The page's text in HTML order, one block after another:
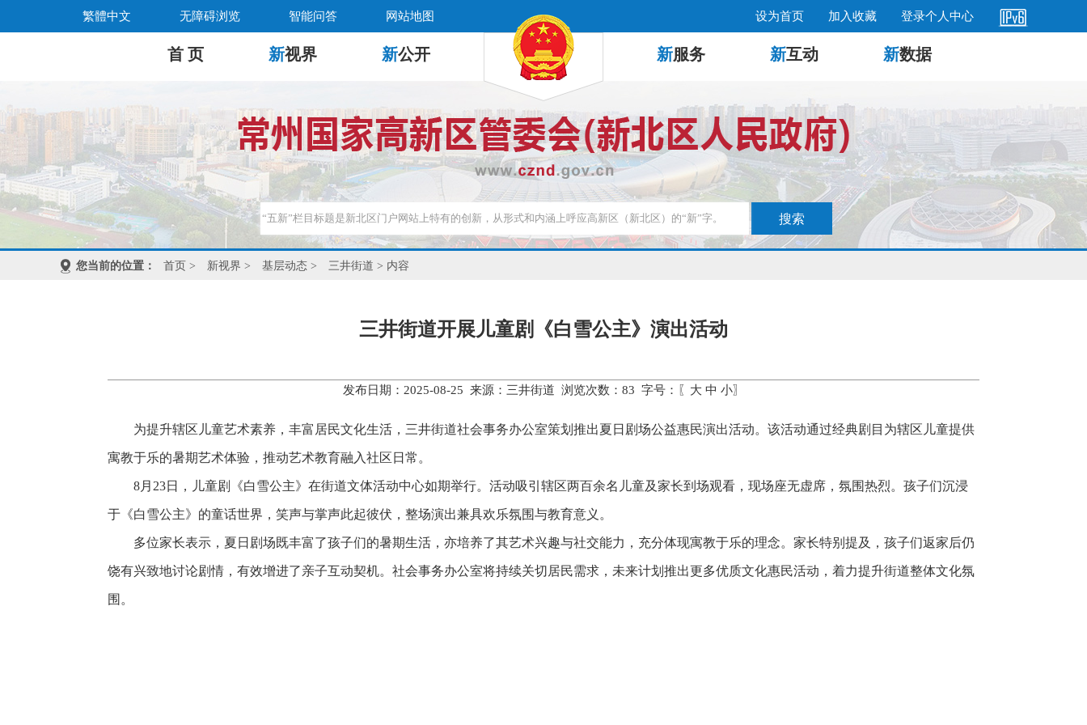
繁體中文 无障碍浏览 智能问答 网站地图 设为首页 加入收藏 登录个人中心
首 页 新视界 新公开 新服务 新互动 新数据
您当前的位置： 首页 > 新视界 > 基层动态 > 三井街道 > 内容
三井街道开展儿童剧《白雪公主》演出活动
发布日期：2025-08-25 来源：三井街道 浏览次数： 83 字号：〖 大 中 小〗
为提升辖区儿童艺术素养，丰富居民文化生活，三井街道社会事务办公室策划推出夏日剧场公益惠民演出活动。该活动通过经典剧目为辖区儿童提供
寓教于乐的暑期艺术体验，推动艺术教育融入社区日常。
8月23日，儿童剧《白雪公主》在街道文体活动中心如期举行。活动吸引辖区两百余名儿童及家长到场观看，现场座无虚席，氛围热烈。孩子们沉浸
于《白雪公主》的童话世界，笑声与掌声此起彼伏，整场演出兼具欢乐氛围与教育意义。
多位家长表示，夏日剧场既丰富了孩子们的暑期生活，亦培养了其艺术兴趣与社交能力，充分体现寓教于乐的理念。家长特别提及，孩子们返家后仍
饶有兴致地讨论剧情，有效增进了亲子互动契机。社会事务办公室将持续关切居民需求，未来计划推出更多优质文化惠民活动，着力提升街道整体文化氛
围。